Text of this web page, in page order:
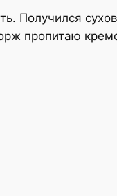
Получился
пропитаю